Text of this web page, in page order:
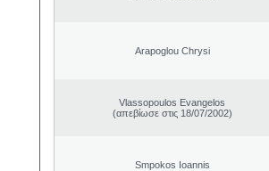
Arapoglou Chrysi
Vlassopoulos Evangelos
(απεβίωσε στις 18/07/2002)
Smpokos Ioannis